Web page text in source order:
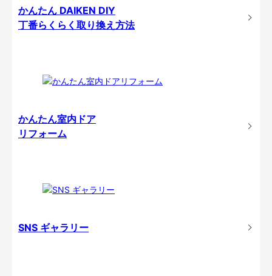
かんたん DAIKEN DIY
丁番らくらく取り換え方法
かんたん室内ドア
リフォーム
SNS ギャラリー